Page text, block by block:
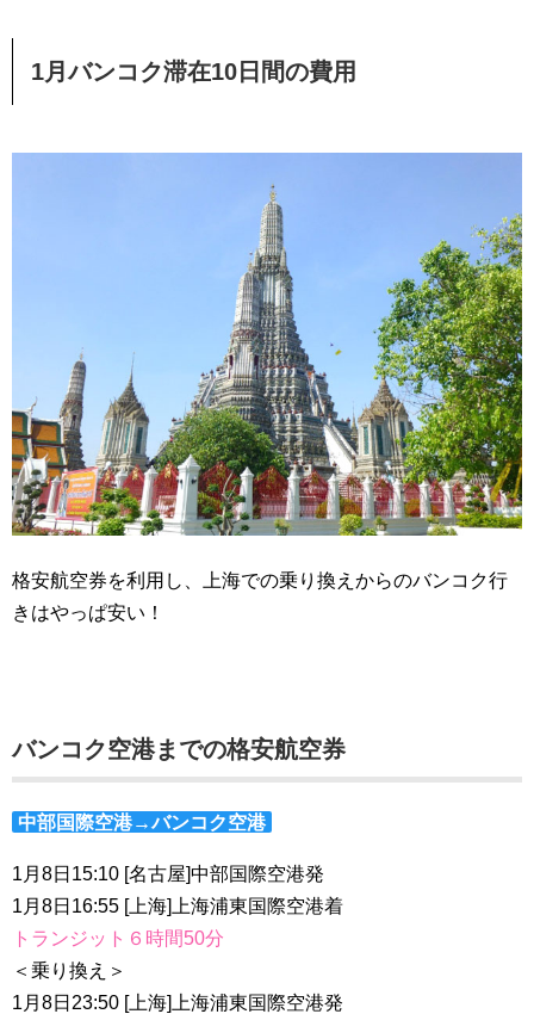
1月バンコク滞在10日間の費用
格安航空券を利用し、上海での乗り換えからのバンコク行
きはやっぱ安い！
バンコク空港までの格安航空券
中部国際空港→バンコク空港
1月8日15:10 [名古屋]中部国際空港発
1月8日16:55 [上海]上海浦東国際空港着
トランジット６時間50分
＜乗り換え＞
1月8日23:50 [上海]上海浦東国際空港発